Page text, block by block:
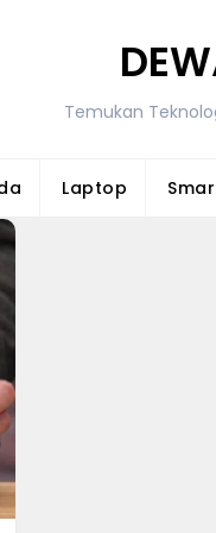
Temukan
Laptop